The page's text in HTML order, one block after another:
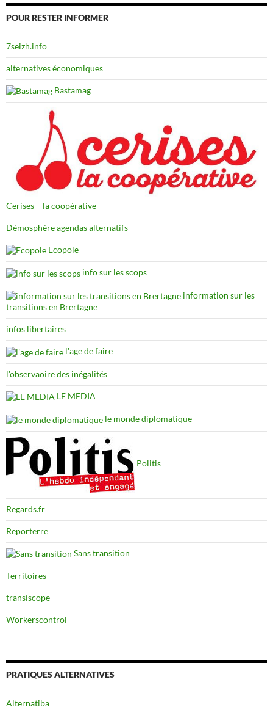
POUR RESTER INFORMER
7seizh.info
alternatives économiques
Bastamag
Cerises – la coopérative
Démosphère agendas alternatifs
Ecopole
info sur les scops
information sur les
transitions en Brertagne
infos libertaires
l'age de faire
l'observaoire des inégalités
LE MEDIA
le monde diplomatique
Politis
Regards.fr
Reporterre
Sans transition
Territoires
transiscope
Workerscontrol
PRATIQUES ALTERNATIVES
Alternatiba